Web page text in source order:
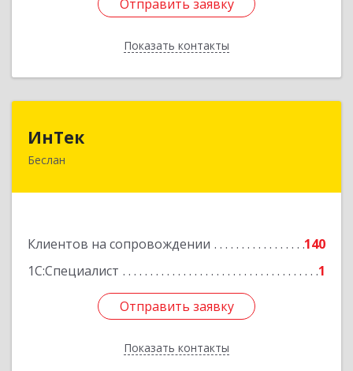
Отправить заявку
Показать контакты
Отправить заявку
Назад
ИнТек
Беслан
Клиентов на сопровождении
140
1С:Специалист
1
Отправить заявку
Показать контакты
Подробнее
Отправить заявку
Назад